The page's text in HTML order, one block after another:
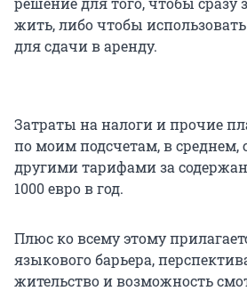
жить, либо чтобы
для сдачи в аренду.
Затраты на налоги и прочие
по моим подсчетам, в
другими тарифами за
1000 евро в год.
Плюс ко всему этому
языкового барьера,
жительство и возможность